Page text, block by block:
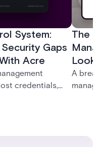
System:
Gaps
Acre
credentials,
control
The
Look
A